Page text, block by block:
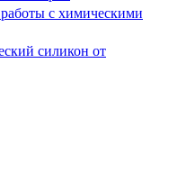
с химическими
силикон от